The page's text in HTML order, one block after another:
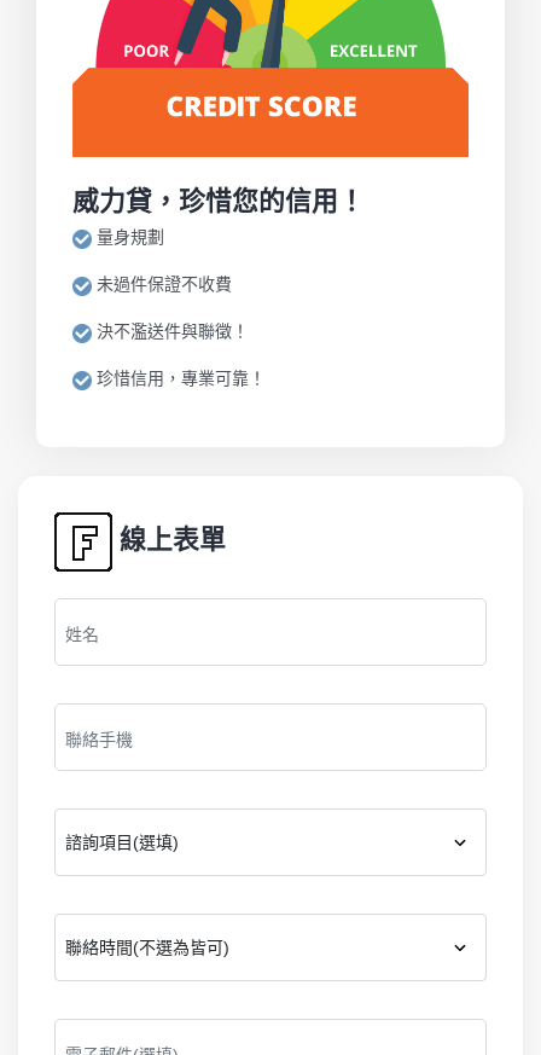
威力貸，珍惜您的信用！
量身規劃
未過件保證不收費
決不濫送件與聯徵！
珍惜信用，專業可靠！
線上表單